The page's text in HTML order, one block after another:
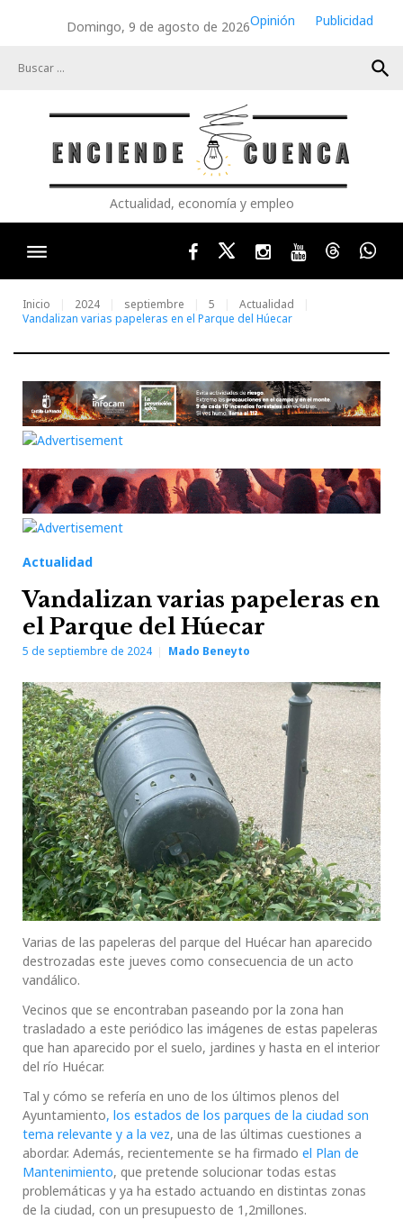
Domingo, 9 de agosto de 2026Opinión
Publicidad
search
Actualidad, economía y empleo
FacebookTwitterInstagram
YoutubeThreads
Inicio 2024 septiembre 5
Actualidad
Vandalizan varias papeleras en el Parque del Húecar
Actualidad
Vandalizan varias papeleras en
el Parque del Húecar
5 de septiembre de 2024 Mado Beneyto
Varias de las papeleras del parque del Huécar han aparecido
destrozadas este jueves como consecuencia de un acto
vandálico.
Vecinos que se encontraban paseando por la zona han
trasladado a este periódico las imágenes de estas papeleras
que han aparecido por el suelo, jardines y hasta en el interior
del río Huécar.
Tal y cómo se refería en uno de los últimos plenos del
Ayuntamiento, los estados de los parques de la ciudad son
tema relevante y a la vez, una de las últimas cuestiones a
abordar. Además, recientemente se ha firmado el Plan de
Mantenimiento, que pretende solucionar todas estas
problemáticas y ya ha estado actuando en distintas zonas
de la ciudad, con un presupuesto de 1,2millones.